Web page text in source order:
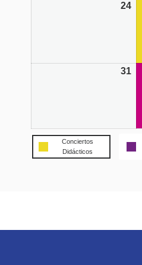
24
31
Conciertos
Didácticos